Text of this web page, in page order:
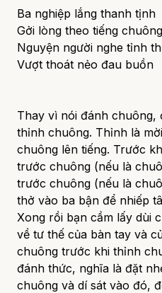
ภาษ
Ba nghiệp lắng thanh tịnh
Gởi lòng theo tiếng chuông
Nguyện người nghe tỉnh
Vượt thoát nẻo đau buồn
Thay vì nói đánh chuông,
thỉnh chuông. Thỉnh là
chuông lên tiếng. Trước
trước chuông (nếu là
trước chuông (nếu là
thở vào ba bận để nhiếp
Xong rồi bạn cầm lấy dùi
về tư thế của bàn tay và
chuông trước khi thỉnh
đánh thức, nghĩa là đặt
chuông và dí sát vào đó,